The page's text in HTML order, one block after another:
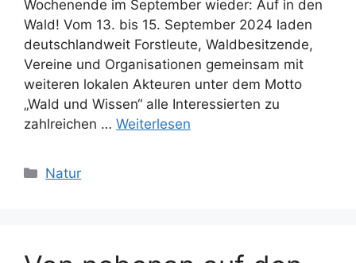
Wochenende im September wieder: Auf in den
Wald! Vom 13. bis 15. September 2024 laden
deutschlandweit Forstleute, Waldbesitzende,
Vereine und Organisationen gemeinsam mit
weiteren lokalen Akteuren unter dem Motto
„Wald und Wissen“ alle Interessierten zu
zahlreichen … Weiterlesen
Kategorien
Natur